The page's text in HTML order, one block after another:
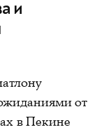
и
от
в Пекине